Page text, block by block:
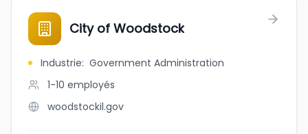
City of Woodstock
Industrie: Government Administration
1-10 employés
woodstockil.gov